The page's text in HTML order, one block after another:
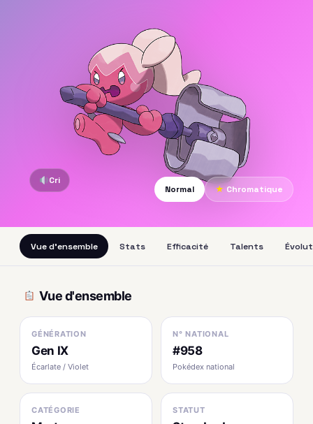
Cri
Normal
★ Chromatique
Vue d'ensemble Stats Efficacité Talents
Vue d'ensemble
GÉNÉRATION
Gen IX
Écarlate / Violet
N° NATIONAL
#958
Pokédex national
CATÉGORIE STATUT